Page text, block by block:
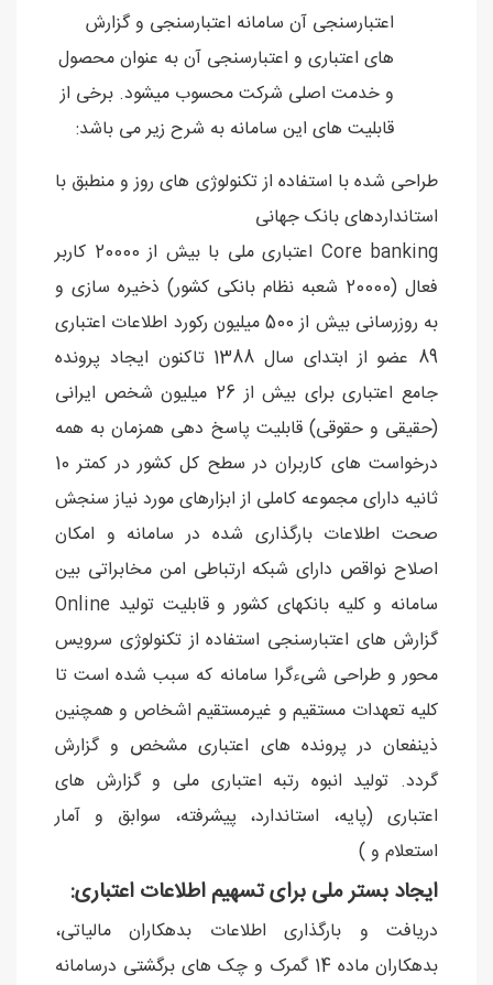
اعتبارسنجی آن سامانه اعتبارسنجی و گزارش
های اعتباری و اعتبارسنجی آن به عنوان محصول
و خدمت اصلی شرکت محسوب میشود. برخی از
قابلیت های این سامانه به شرح زیر می باشد:
طراحی شده با استفاده از تکنولوژی های روز و منطبق با
استانداردهای بانک جهانی
Core banking اعتباری ملی با بیش از 20000 کاربر
فعال (20000 شعبه نظام بانکی کشور) ذخیره سازی و
به روزرسانی بیش از 500 میلیون رکورد اطلاعات اعتباری
89 عضو از ابتدای سال 1388 تاکنون ایجاد پرونده
جامع اعتباری برای بیش از 26 میلیون شخص ایرانی
(حقیقی و حقوقی) قابلیت پاسخ دهی همزمان به همه
درخواست های کاربران در سطح کل کشور در کمتر 10
ثانیه دارای مجموعه کاملی از ابزارهای مورد نیاز سنجش
صحت اطلاعات بارگذاری شده در سامانه و امکان
اصلاح نواقص دارای شبکه ارتباطی امن مخابراتی بین
سامانه و کلیه بانکهای کشور و قابلیت تولید Online
گزارش های اعتبارسنجی استفاده از تکنولوژی سرویس
محور و طراحی شیءگرا سامانه که سبب شده است تا
کلیه تعهدات مستقیم و غیرمستقیم اشخاص و همچنین
ذینفعان در پرونده های اعتباری مشخص و گزارش
گردد. تولید انبوه رتبه اعتباری ملی و گزارش های
اعتباری (پایه، استاندارد، پیشرفته، سوابق و آمار
استعلام و )
ایجاد بستر ملی برای تسهیم اطلاعات اعتباری:
دریافت و بارگذاری اطلاعات بدهکاران مالیاتی،
بدهکاران ماده 14 گمرک و چک های برگشتی درسامانه